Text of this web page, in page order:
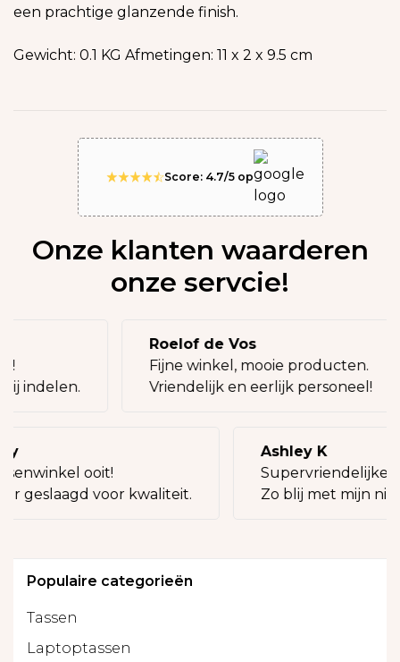
een prachtige glanzende finish.
Gewicht: 0.1 KG Afmetingen: 11 x 2 x 9.5 cm
Score: 4.7/5 op
Onze klanten waarderen
onze servcie!
indelen.
Roelof de Vos
Fijne winkel, mooie producten.
Vriendelijk en eerlijk personeel!
ooit!
geslaagd voor kwaliteit.
Ashley K
Supervriendelijke
Zo blij met mijn
Populaire categorieën
Tassen
Laptoptassen